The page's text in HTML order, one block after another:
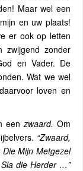
Maar wel een
en uw plaats!
er ook op letten
zonder
en Vader. De
Wat we wel
loven en
eenzwaard. Om
“Zwaard,
Mijn Metgezel
die Herder …”